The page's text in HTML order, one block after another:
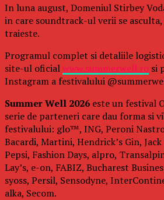
In luna august, Domeniul Stirbey
in care soundtrack-ul verii se asculta,
traieste.
Programul complet si detaliile
site-ul oficialwww.summerwell.ro si
Instagram a festivalului
Summer Well 2026 este un festival
serie de parteneri care dau forma si
festivalului: glo™, ING, Peroni
Bacardi, Martini, Hendrick’s Gin, Jack
Pepsi, Fashion Days, alpro,
Lay’s, e-on, FABIZ, Bucharest
syoss, Persil, Sensodyne,
alka, Secom.